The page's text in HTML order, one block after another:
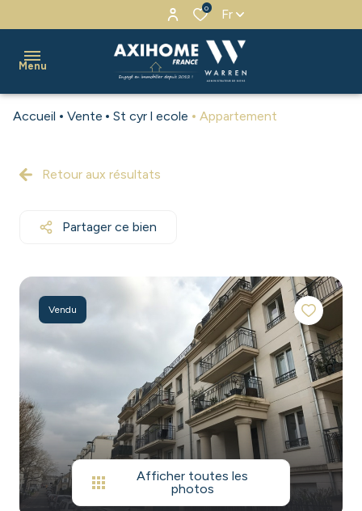
0 Fr
Menu
ventes
estimation
e-mail
Accueil Vente St cyr l ecole Appartement
Retour aux résultats
Partager ce bien
Vendu
Afficher toutes les
photos